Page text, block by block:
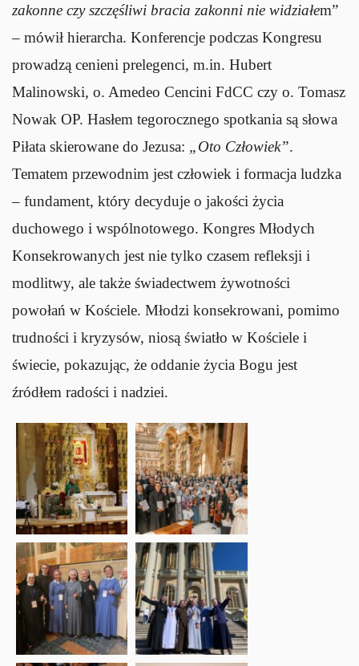
zakonne czy szczęśliwi bracia zakonni nie widziałem”
– mówił hierarcha. Konferencje podczas Kongresu
prowadzą cenieni prelegenci, m.in. Hubert
Malinowski, o. Amedeo Cencini FdCC czy o. Tomasz
Nowak OP. Hasłem tegorocznego spotkania są słowa
Piłata skierowane do Jezusa: „Oto Człowiek”.
Tematem przewodnim jest człowiek i formacja ludzka
– fundament, który decyduje o jakości życia
duchowego i wspólnotowego. Kongres Młodych
Konsekrowanych jest nie tylko czasem refleksji i
modlitwy, ale także świadectwem żywotności
powołań w Kościele. Młodzi konsekrowani, pomimo
trudności i kryzysów, niosą światło w Kościele i
świecie, pokazując, że oddanie życia Bogu jest
źródłem radości i nadziei.